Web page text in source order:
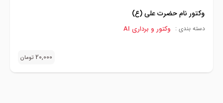
وکتور نام حضرت علی (ع)
دسته بندی : وکتور و برداری AI
20,000 تومان